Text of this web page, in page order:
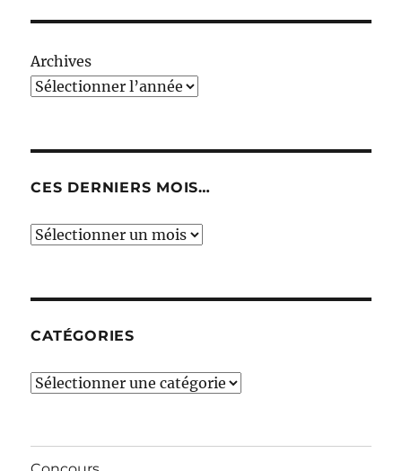
Archives
CES DERNIERS MOIS…
Ces
CATÉGORIES
Catégories